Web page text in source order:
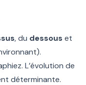
, du dessous et
L’évolution de
déterminante.